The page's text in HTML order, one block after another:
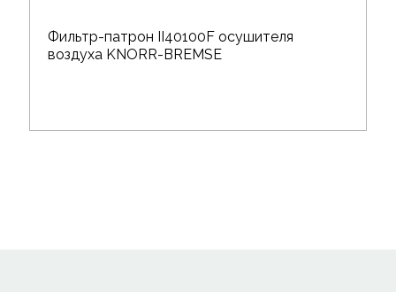
Фильтр-патрон II40100F осушителя
воздуха KNORR-BREMSE